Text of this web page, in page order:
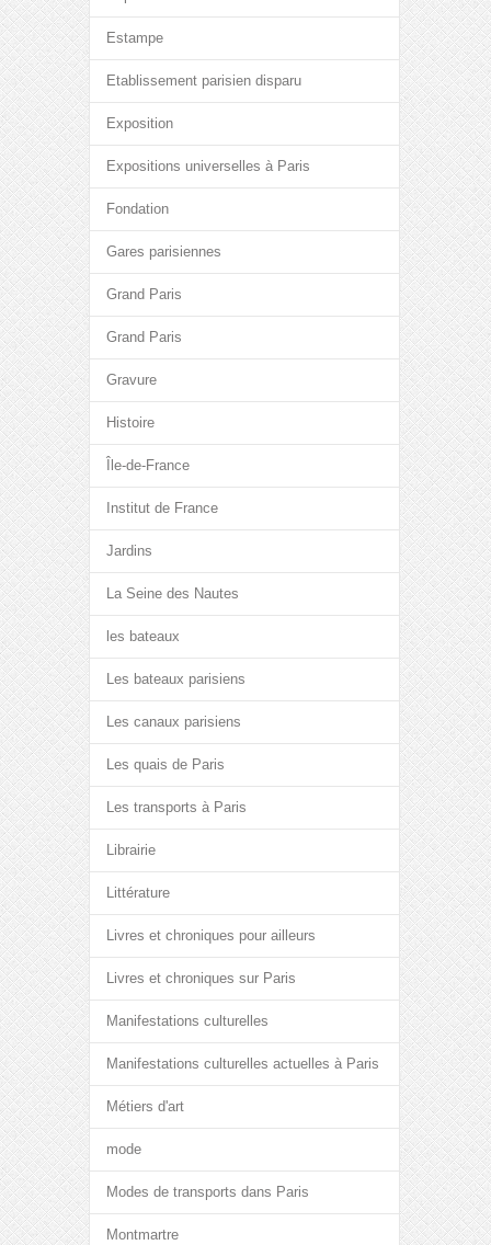
Estampe
Etablissement parisien disparu
Exposition
Expositions universelles à Paris
Fondation
Gares parisiennes
Grand Paris
Grand Paris
Gravure
Histoire
Île-de-France
Institut de France
Jardins
La Seine des Nautes
les bateaux
Les bateaux parisiens
Les canaux parisiens
Les quais de Paris
Les transports à Paris
Librairie
Littérature
Livres et chroniques pour ailleurs
Livres et chroniques sur Paris
Manifestations culturelles
Manifestations culturelles actuelles à Paris
Métiers d'art
mode
Modes de transports dans Paris
Montmartre